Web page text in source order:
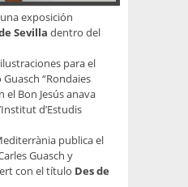
exposición
Sevilla dentro del
para el
“Rondaies
el Bon Jesús anava
d’Estudis
publica el
Guasch y
con el título Des de